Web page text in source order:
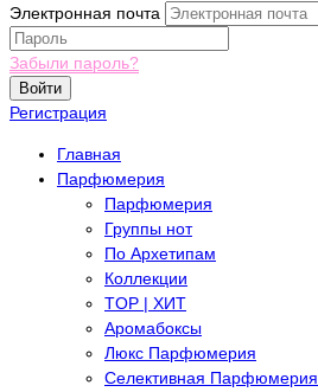
Электронная почта
Забыли пароль?
Войти
Регистрация
Главная
Парфюмерия
Парфюмерия
Группы нот
По Архетипам
Коллекции
TOP | ХИТ
Аромабоксы
Люкс Парфюмерия
Селективная Парфюмерия